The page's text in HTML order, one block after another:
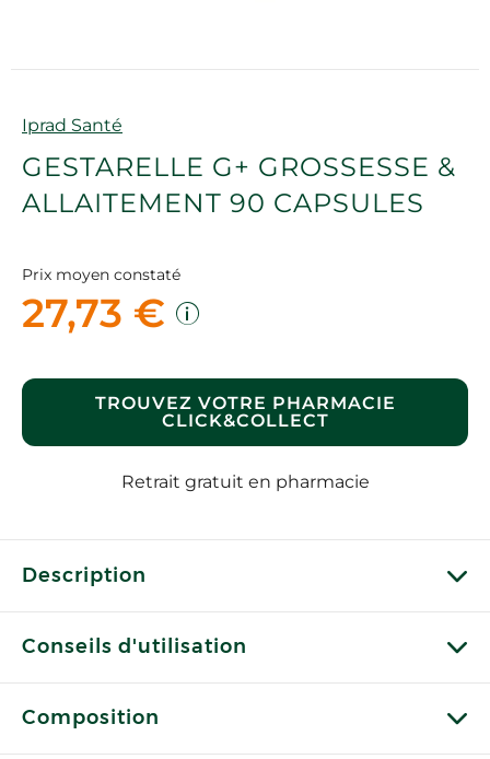
Marque
Iprad Santé
GESTARELLE G+ GROSSESSE &
ALLAITEMENT 90 CAPSULES
Prix moyen constaté
27,73 €
TROUVEZ VOTRE PHARMACIE
CLICK&COLLECT
Retrait gratuit en pharmacie
Description
Conseils d'utilisation
Composition